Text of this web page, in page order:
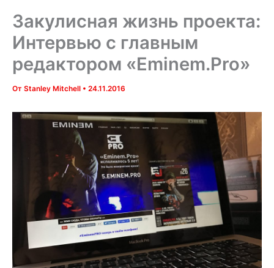
Закулисная жизнь проекта:
Интервью с главным
редактором «Eminem.Pro»
От Stanley Mitchell • 24.11.2016